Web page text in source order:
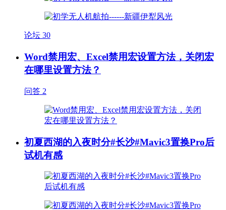
论坛 30
Word禁用宏、Excel禁用宏设置方法，关闭宏
在哪里设置方法？
问答 2
初夏西湖的入夜时分#长沙#Mavic3置换Pro后
试机有感